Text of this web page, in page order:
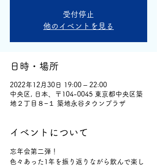
受付停止
他のイベントを見る
日時・場所
2022年12月30日 19:00 – 22:00
中央区, 日本、〒104-0045 東京都中央区築
地２丁目８−１ 築地永谷タウンプラザ
イベントについて
忘年会第二弾！
色々あった1年を振り返りながら飲んで楽し